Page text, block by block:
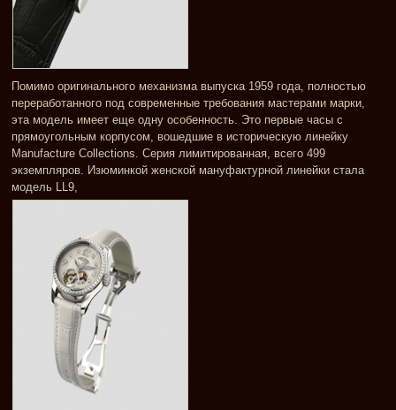
Помимо оригинального механизма выпуска 1959 года, полностью
переработанного под современные требования мастерами марки,
эта модель имеет еще одну особенность. Это первые часы с
прямоугольным корпусом, вошедшие в историческую линейку
Manufacture Collections. Серия лимитированная, всего 499
экземпляров. Изюминкой женской мануфактурной линейки стала
модель LL9,